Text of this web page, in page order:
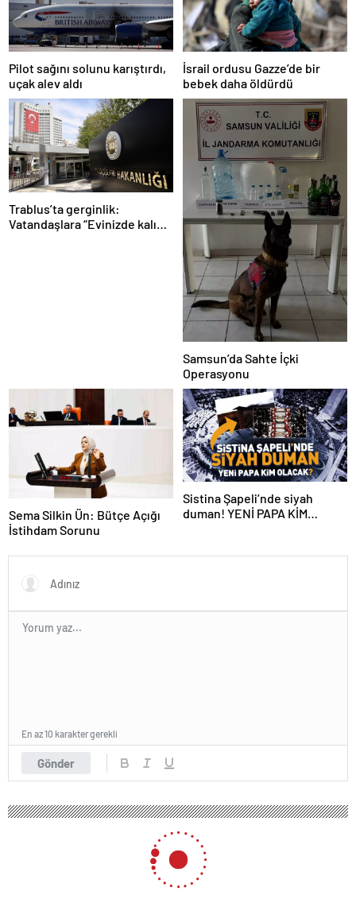
Pilot sağını solunu karıştırdı,
uçak alev aldı
İsrail ordusu Gazze’de bir
bebek daha öldürdü
Trablus’ta gerginlik:
Vatandaşlara “Evinizde kalın”
Samsun’da Sahte İçki
Operasyonu
Sema Silkin Ün: Bütçe Açığı
İstihdam Sorunu
Sistina Şapeli’nde siyah
duman! YENİ PAPA KİM
Gönder
En az 10 karakter gerekli